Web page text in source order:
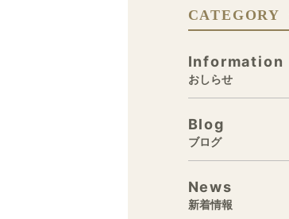
CATEGORY
Information
おしらせ
Blog
ブログ
News
新着情報